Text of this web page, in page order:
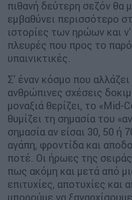
πιθανή δεύτερη σεζόν θα
εμβαθύνει περισσότερο
ιστορίες των ηρώων και ν'
πλευρές που προς το
υπαινικτικές.
Σ' έναν κόσμο που
ανθρώπινες σχέσεις
μοναξιά θερίζει, το «Mid-
θυμίζει τη σημασία του
σημασία αν είσαι 30, 50 ή
αγάπη, φροντίδα και
ποτέ. Οι ήρωες της
πως ακόμη και μετά από
επιτυχίες, αποτυχίες και
μπορούμε να